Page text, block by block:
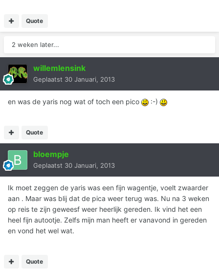
Quote
2 weken later...
willemlensink
Geplaatst 30 Januari, 2013
en was de yaris nog wat of toch een pico :-)
Quote
bloempje
Geplaatst 30 Januari, 2013
Ik moet zeggen de yaris was een fijn wagentje, voelt zwaarder
aan . Maar was blij dat de pica weer terug was. Nu na 3 weken
op reis te zijn geweesf weer heerlijk gereden. Ik vind het een
heel fijn autootje. Zelfs mijn man heeft er vanavond in gereden
en vond het wel wat.
Quote